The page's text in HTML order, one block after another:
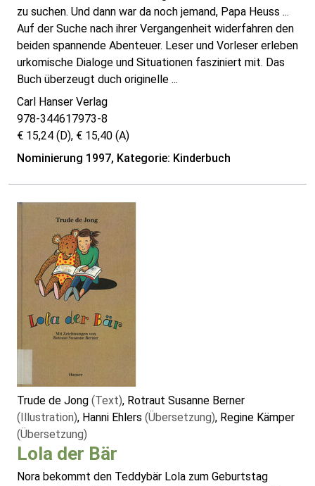
zu suchen. Und dann war da noch jemand, Papa Heuss ...
Auf der Suche nach ihrer Vergangenheit widerfahren den
beiden spannende Abenteuer. Leser und Vorleser erleben
urkomische Dialoge und Situationen fasziniert mit. Das
Buch überzeugt duch originelle ...
Carl Hanser Verlag
978-344617973-8
€ 15,24 (D), € 15,40 (A)
Nominierung 1997, Kategorie: Kinderbuch
Trude de Jong (Text), Rotraut Susanne Berner
(Illustration), Hanni Ehlers (Übersetzung), Regine Kämper
(Übersetzung)
Lola der Bär
Nora bekommt den Teddybär Lola zum Geburtstag